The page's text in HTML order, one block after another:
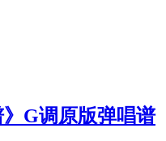
G调原版弹唱谱